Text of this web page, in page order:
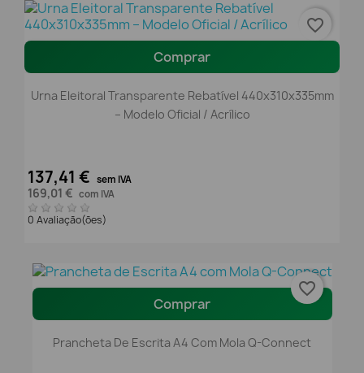
Comprar
Urna Eleitoral Transparente Rebatível 440x310x335mm
– Modelo Oficial / Acrílico
137,41 € sem IVA
169,01 € com IVA
0 Avaliação(ões)
favorite_border
Comprar
Prancheta De Escrita A4 Com Mola Q-Connect
favorite_border